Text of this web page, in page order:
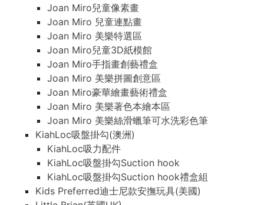
Joan Miro兒童像素畫
Joan Miro 兒童連點畫
Joan Miro 美樂特選區
Joan Miro兒童3D紙模館
Joan Miro手指畫創藝禮盒
Joan Miro 美樂拼圖創意區
Joan Miro豪華繪畫藝術禮盒
Joan Miro 美樂著色本繪本區
Joan Miro 美樂絲滑蠟筆可水洗彩色筆
KiahLoc吸盤掛勾(澳洲)
KiahLoc吸力配件
KiahLoc吸盤掛勾Suction hook
KiahLoc吸盤掛勾Suction hook禮盒組
Kids Preferred迪士尼款安撫玩具(美國)